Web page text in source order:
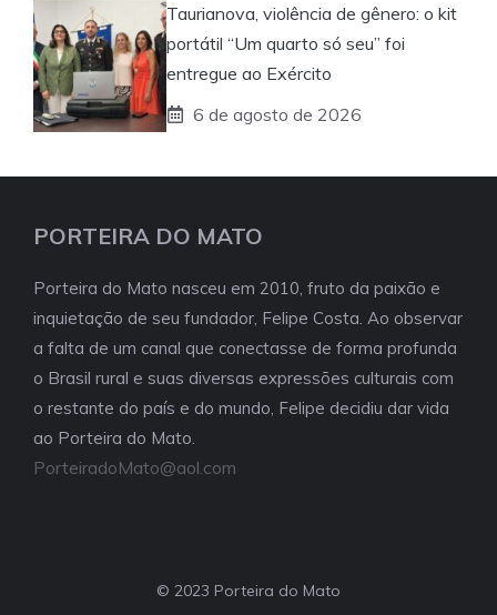
Taurianova, violência de gênero: o kit
portátil “Um quarto só seu” foi
entregue ao Exército
6 de agosto de 2026
PORTEIRA DO MATO
Porteira do Mato nasceu em 2010, fruto da paixão e
inquietação de seu fundador, Felipe Costa. Ao observar
a falta de um canal que conectasse de forma profunda
o Brasil rural e suas diversas expressões culturais com
o restante do país e do mundo, Felipe decidiu dar vida
ao Porteira do Mato.
PorteiradoMato@aol.com
© 2023 Porteira do Mato